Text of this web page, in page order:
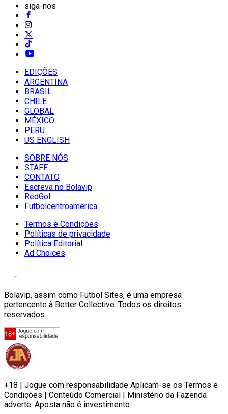
siga-nos
EDIÇÕES
ARGENTINA
BRASIL
CHILE
GLOBAL
MÉXICO
PERU
US ENGLISH
SOBRE NÓS
STAFF
CONTATO
Escreva no Bolavip
RedGol
Futbolcentroamerica
Termos e Condições
Políticas de privacidade
Política Editorial
Ad Choices
Bolavip, assim como Futbol Sites, é uma empresa
pertencente à Better Collective. Todos os direitos
reservados.
+18 | Jogue com responsabilidade Aplicam-se os Termos e
Condições | Conteúdo Comercial | Ministério da Fazenda
adverte: Aposta não é investimento.